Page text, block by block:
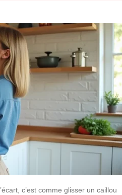
c’est comme glisser un caillou